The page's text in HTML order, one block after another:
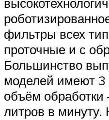
фильтры всех
проточные и с
Большинство
моделей имеют 3
объём обработки
литров в минуту.